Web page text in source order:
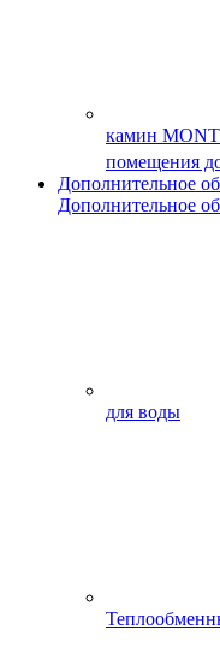
камин
помещения
Дополнительное
Дополнительное
для воды